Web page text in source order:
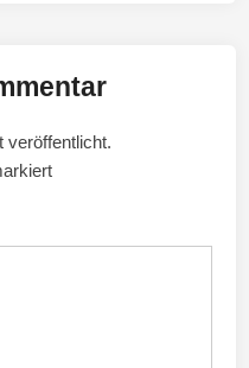
veröffentlicht.